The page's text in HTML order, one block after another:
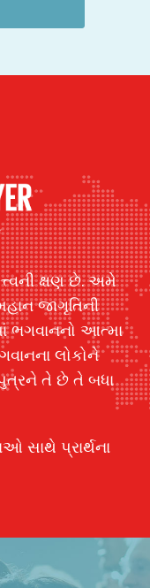
ક્ષણ છે. અમે
જાગૃતિની
આત્મા
લોકોને
તે છે તે બધા
સાથે પ્રાર્થના